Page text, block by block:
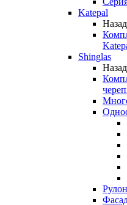
Katepal
Назад
Shinglas
Назад